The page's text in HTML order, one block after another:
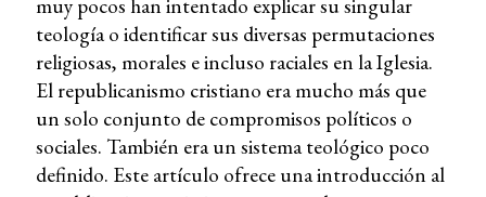
muy pocos han intentado explicar su singular
teología o identificar sus diversas permutaciones
religiosas, morales e incluso raciales en la Iglesia.
El republicanismo cristiano era mucho más que
un solo conjunto de compromisos políticos o
sociales. También era un sistema teológico poco
definido. Este artículo ofrece una introducción al